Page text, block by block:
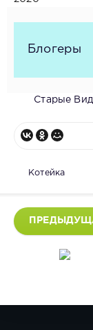
Блогеры
Старые
Котейка